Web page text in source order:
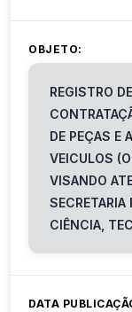
OBJETO:
REGISTRO
DE PEÇAS E
VEICULOS
VISANDO
SECRETARIA
CIÊNCIA,
DATA